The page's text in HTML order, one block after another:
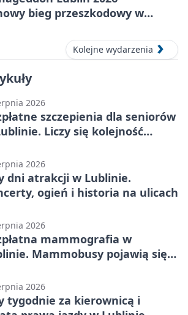
bieg przeszkodowy w
Kolejne wydarzenia
2026
szczepienia dla seniorów
Liczy się kolejność
2026
dni atrakcji w Lublinie.
ogień i historia na ulicach
2026
mammografia w
Mammobusy pojawią się
2026
tygodnie za kierownicą i